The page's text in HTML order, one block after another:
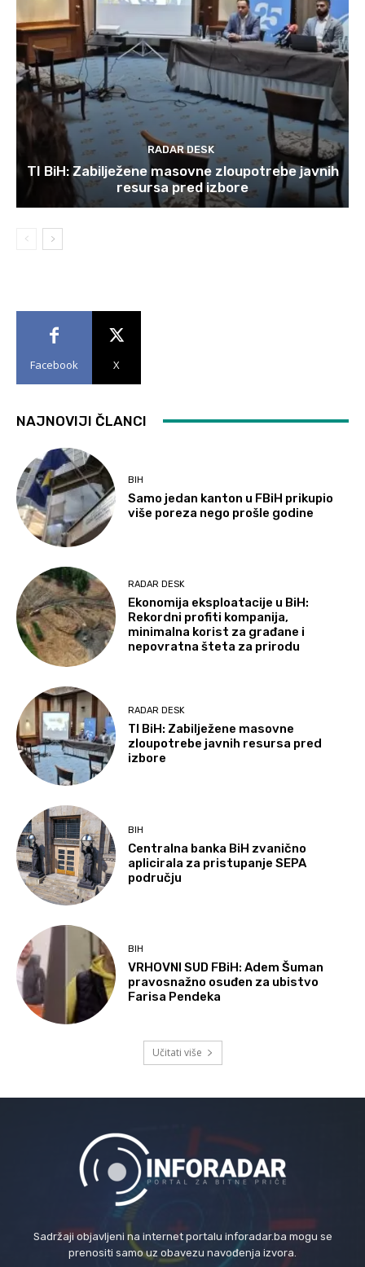
RADAR DESK
TI BiH: Zabilježene masovne zloupotrebe javnih
resursa pred izbore
Facebook X
NAJNOVIJI ČLANCI
BIH
Samo jedan kanton u FBiH prikupio
više poreza nego prošle godine
RADAR DESK
Ekonomija eksploatacije u BiH:
Rekordni profiti kompanija,
minimalna korist za građane i
nepovratna šteta za prirodu
RADAR DESK
TI BiH: Zabilježene masovne
zloupotrebe javnih resursa pred
izbore
BIH
Centralna banka BiH zvanično
aplicirala za pristupanje SEPA
području
BIH
VRHOVNI SUD FBiH: Adem Šuman
pravosnažno osuđen za ubistvo
Farisa Pendeka
Učitati više
Sadržaji objavljeni na internet portalu inforadar.ba mogu se
prenositi samo uz obavezu navođenja izvora.